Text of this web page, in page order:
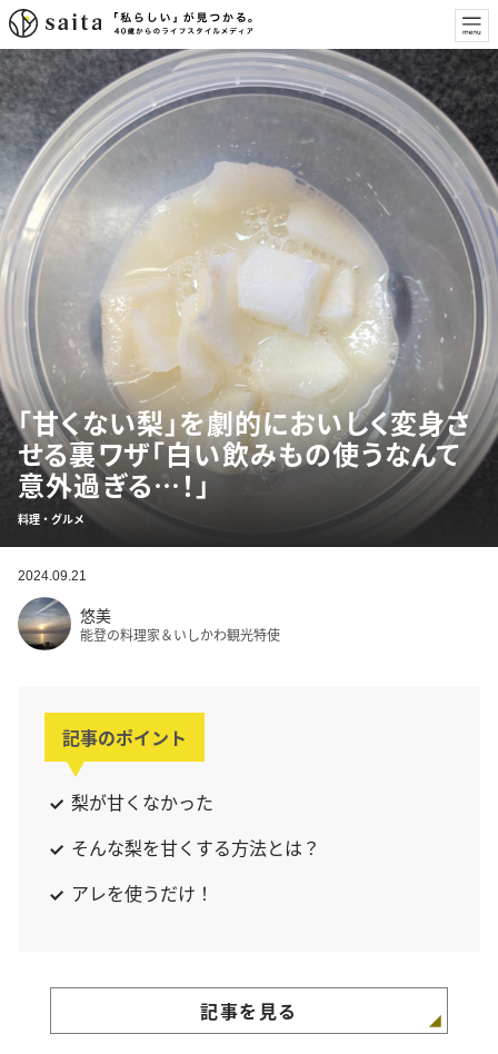
「甘くない梨」を劇的においしく変身さ
せる裏ワザ「白い飲みもの使うなんて
意外過ぎる…！」
料理・グルメ
2024.09.21
悠美
能登の料理家＆いしかわ観光特使
記事のポイント
梨が甘くなかった
そんな梨を甘くする方法とは？
アレを使うだけ！
記事を見る